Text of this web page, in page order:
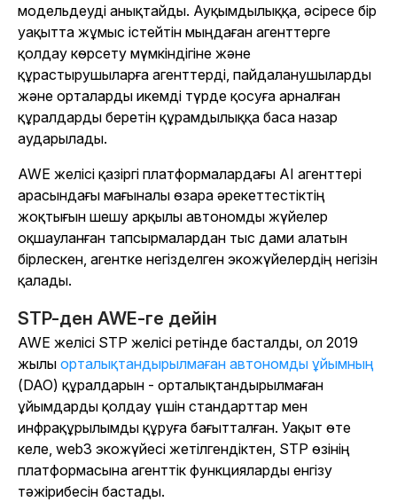
модельдеуді анықтайды. Ауқымдылыққа, әсіресе бір
уақытта жұмыс істейтін мыңдаған агенттерге
қолдау көрсету мүмкіндігіне және
құрастырушыларға агенттерді, пайдаланушыларды
және орталарды икемді түрде қосуға арналған
құралдарды беретін құрамдылыққа баса назар
аударылады.
AWE желісі қазіргі платформалардағы AI агенттері
арасындағы мағыналы өзара әрекеттестіктің
жоқтығын шешу арқылы автономды жүйелер
оқшауланған тапсырмалардан тыс дами алатын
бірлескен, агентке негізделген экожүйелердің негізін
қалады.
STP-ден AWE-ге дейін
AWE желісі STP желісі ретінде басталды, ол 2019
жылы орталықтандырылмаған автономды ұйымның
(DAO) құралдарын - орталықтандырылмаған
ұйымдарды қолдау үшін стандарттар мен
инфрақұрылымды құруға бағытталған. Уақыт өте
келе, web3 экожүйесі жетілгендіктен, STP өзінің
платформасына агенттік функцияларды енгізу
тәжірибесін бастады.